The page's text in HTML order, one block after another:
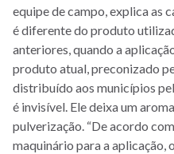
equipe de campo, explica as
é diferente do produto
anteriores, quando a
produto atual, preconizado
distribuído aos municípios
é invisível. Ele deixa um
pulverização. “De acordo
maquinário para a aplicação,